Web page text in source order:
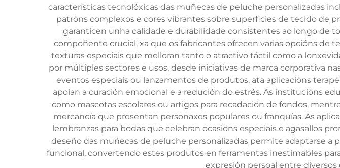
características tecnolóxicas das muñecas de peluche personalizadas
patróns complexos e cores vibrantes sobre superficies de tecido de
garanticen unha calidade e durabilidade consistentes ao longo de
compoñente crucial, xa que os fabricantes ofrecen varias opcións de
texturas especiais que melloran tanto o atractivo táctil como a
por múltiples sectores e usos, desde iniciativas de marca corporativa
eventos especiais ou lanzamentos de produtos, ata aplicacións
apoian a curación emocional e a redución do estrés. As institucións
como mascotas escolares ou artigos para recadación de fondos,
mercancía que presentan personaxes populares ou franquías. As
lembranzas para bodas que celebran ocasións especiais e agasallos
deseño das muñecas de peluche personalizadas permite adaptarse
funcional, convertendo estes produtos en ferramentas inestimables
expresión persoal entre